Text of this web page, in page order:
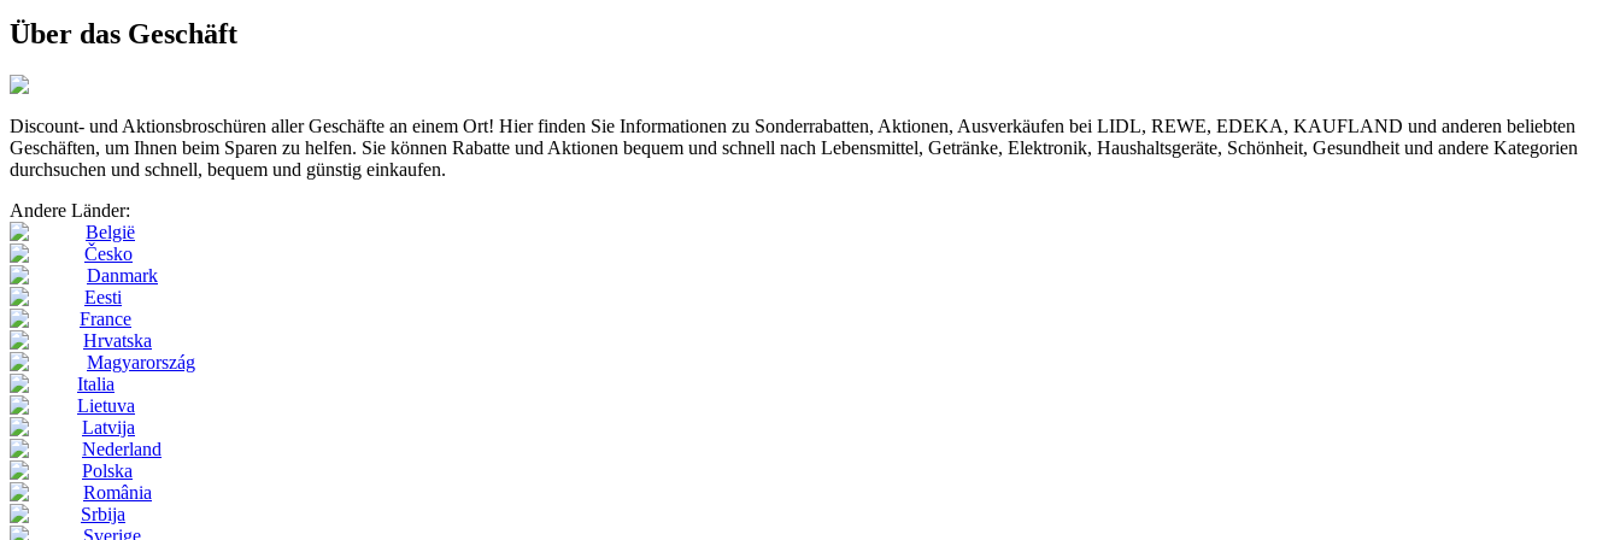
Über das Geschäft
Discount- und Aktionsbroschüren aller Geschäfte an einem Ort! Hier finden Sie Informationen zu Sonderrabatten, Aktionen, Ausverkäufen bei LIDL, REWE, EDEKA, KAUFLAND und anderen beliebten
Geschäften, um Ihnen beim Sparen zu helfen. Sie können Rabatte und Aktionen bequem und schnell nach Lebensmittel, Getränke, Elektronik, Haushaltsgeräte, Schönheit, Gesundheit und andere Kategorien
durchsuchen und schnell, bequem und günstig einkaufen.
Andere Länder:
België
Česko
Danmark
Eesti
France
Hrvatska
Magyarország
Italia
Lietuva
Latvija
Nederland
Polska
România
Srbija
Sverige